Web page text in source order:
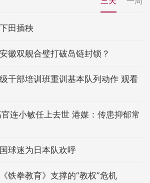
田插秧
徽双舰合璧打破岛链封锁？
干部培训班重训基本队列动作 观看
连小敏任上去世 港媒：传患抑郁常
球迷为日本队欢呼
铁拳教育》支撑的“教权”危机